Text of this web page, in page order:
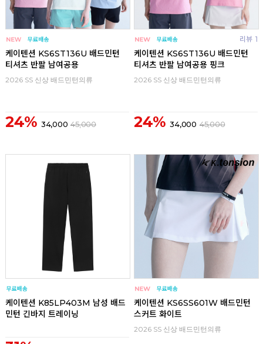
케이텐션 KS6ST136U 배드민턴
티셔츠 반팔 남여공용
2026 SS 신상 배드민턴의류
24% 34,000 45,000
리뷰 1
케이텐션 KS6ST136U 배드민턴
티셔츠 반팔 남여공용 핑크
2026 SS 신상 배드민턴의류
24% 34,000 45,000
케이텐션 K85LP403M 남성 배드
민턴 긴바지 트레이닝
케이텐션 KS6SS601W 배드민턴
스커트 화이트
2026 SS 신상 배드민턴의류